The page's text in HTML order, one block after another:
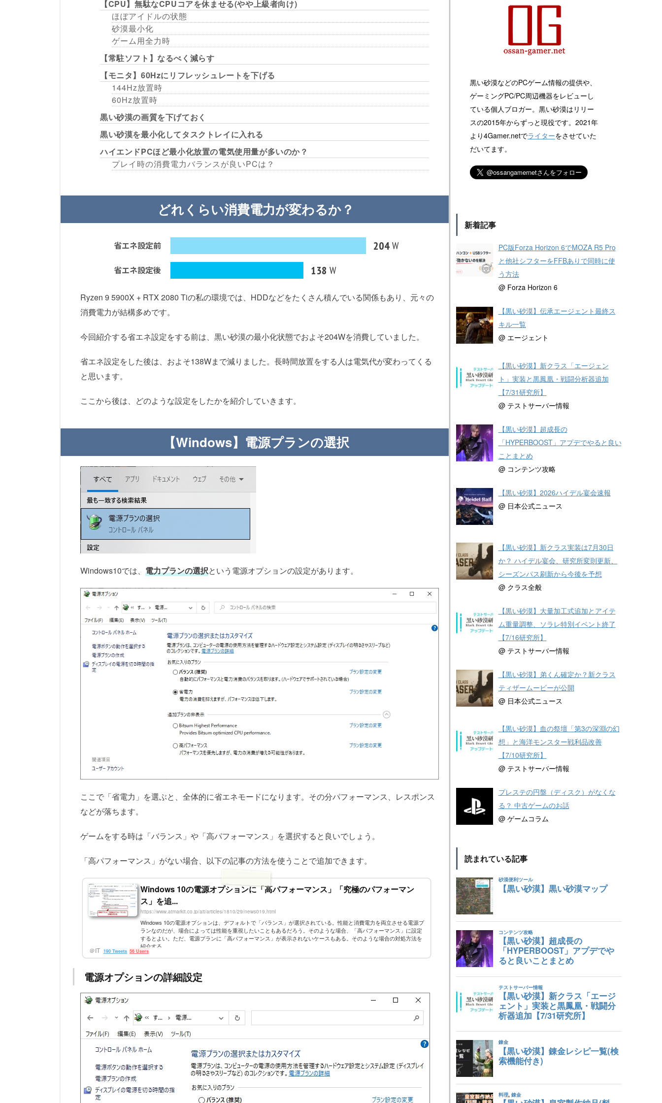
【CPU】無駄なCPUコアを休ませる(やや上級者向け)
ほぼアイドルの状態
砂漠最小化
ゲーム用全力時
【常駐ソフト】なるべく減らす
【モニタ】60Hzにリフレッシュレートを下げる
144Hz放置時
60Hz放置時
黒い砂漠の画質を下げておく
黒い砂漠を最小化してタスクトレイに入れる
ハイエンドPCほど最小化放置の電気使用量が多いのか？
プレイ時の消費電力バランスが良いPCは？
どれくらい消費電力が変わるか？
省エネ設定前 204 W
省エネ設定後 138 W
Ryzen 9 5900X + RTX 2080 Tiの私の環境では、HDDなどをたくさん積んでいる関係もあり、元々の
消費電力が結構多めです。
今回紹介する省エネ設定をする前は、黒い砂漠の最小化状態でおよそ204Wを消費していました。
省エネ設定をした後は、およそ138Wまで減りました。長時間放置をする人は電気代が変わってくる
と思います。
ここから後は、どのような設定をしたかを紹介していきます。
【Windows】電源プランの選択
Windows10では、 電力プランの選択という電源オプションの設定があります。
ここで「省電力」を選ぶと、全体的に省エネモードになります。その分パフォーマンス、レスポンス
などが落ちます。
ゲームをする時は「バランス」や「高パフォーマンス」を選択すると良いでしょう。
「高パフォーマンス」がない場合、以下の記事の方法を使うことで追加できます。
Windows 10の電源オプションに「高パフォーマンス」「究極のパフォーマン
ス」を追...
https://www.atmarkit.co.jp/ait/articles/1810/29/news019.html
Windows 10の電源オプションは、デフォルトで「バランス」が選択されている。性能と消費電力を両立させる電源プ
ランなのだが、場合によっては性能を重視したいこともあるだろう。そのような場合、「高パフォーマンス」に設定
するとよい。ただ、電源プランに「高パフォーマンス」が表示されないケースもある。そのような場合の対処方法を
紹介する。
＠IT 190 Tweets 56 Users
電源オプションの詳細設定
黒い砂漠などのPCゲーム情報の提供や、
ゲーミングPC/PC周辺機器をレビューし
ている個人ブロガー。黒い砂漠はリリー
スの2015年からずっと現役です。2021年
より4Gamer.netでライターをさせていた
だいてます。
新着記事
PC版Forza Horizon 6でMOZA R5 Pro
と他社シフターをFFBありで同時に使
う方法
@ Forza Horizon 6
【黒い砂漠】伝承エージェント最終ス
キル一覧
@ エージェント
【黒い砂漠】新クラス「エージェン
ト」実装と黒鳳凰・戦闘分析器追加
【7/31研究所】
@ テストサーバー情報
【黒い砂漠】超成長の
「HYPERBOOST」アプデでやると良い
ことまとめ
@ コンテンツ攻略
【黒い砂漠】2026ハイデル宴会速報
@ 日本公式ニュース
【黒い砂漠】新クラス実装は7月30日
か？ ハイデル宴会、研究所変則更新、
シーズンパス刷新から今後を予想
@ クラス全般
【黒い砂漠】大量加工式追加とアイテ
ム重量調整、ソラレ特別イベント終了
【7/16研究所】
@ テストサーバー情報
【黒い砂漠】弟くん確定か？新クラス
ティザームービーが公開
@ 日本公式ニュース
【黒い砂漠】血の祭壇「第3の深淵の幻
想」と海洋モンスター戦利品改善
【7/10研究所】
@ テストサーバー情報
プレステの円盤（ディスク）がなくな
る？ 中古ゲームのお話
@ ゲームコラム
読まれている記事